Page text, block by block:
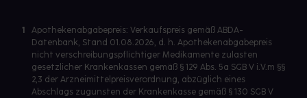
1
Apothekenabgabepreis: Verkaufspreis gemäß ABDA-
Datenbank, Stand 01.08.2026, d. h. Apothekenabgabepreis
nicht verschreibungspflichtiger Medikamente zulasten
gesetzlicher Krankenkassen gemäß § 129 Abs. 5a SGB V i.V.m §§
2,3 der Arzneimittelpreisverordnung, abzüglich eines
Abschlags zugunsten der Krankenkasse gemäß § 130 SGB V